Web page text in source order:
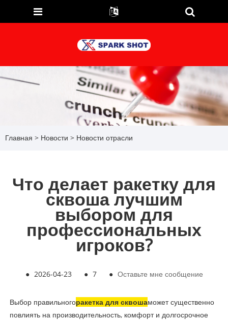
Главная > Новости > Новости отрасли
Что делает ракетку для
сквоша лучшим
выбором для
профессиональных
игроков?
● 2026-04-23 ● 7 ● Оставьте мне сообщение
Выбор правильногоракетка для сквошаможет существенно
повлиять на производительность, комфорт и долгосрочное